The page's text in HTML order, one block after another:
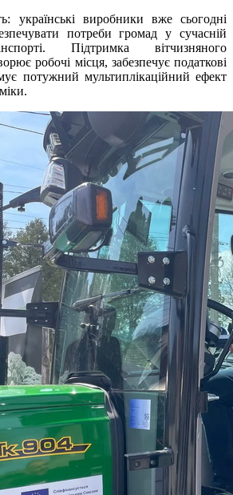
виробники вже сьогодні
потреби громад у сучасній
Підтримка вітчизняного
робочі місця, забезпечує податкові
потужний мультиплікаційний ефект